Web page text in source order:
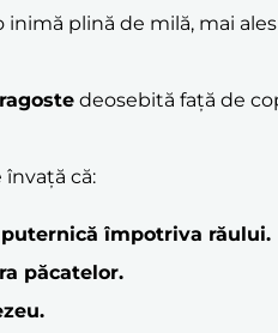
inimă plină de milă, mai
deosebită față de
învață că:
împotriva răului.
păcatelor.